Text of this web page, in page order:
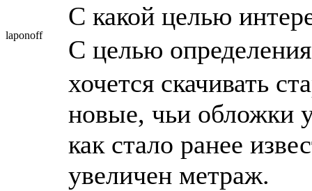
laponoff
С какой целью
С целью
хочется скачивать
новые, чьи обложки
как стало ранее
увеличен метраж.